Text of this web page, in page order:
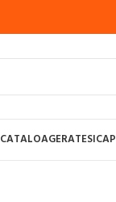
CATALOAGERATESICAP